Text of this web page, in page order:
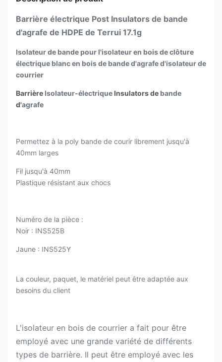
Barrière électrique Post Insulators de bande
d'agrafe de HDPE de Terrui 17.1g
Isolateur de bande pour l'isolateur en bois de clôture
électrique blanc en bois de bande d'agrafe d'isolateur de
courrier
Barrière Isolateur-électrique Insulators de bande
d'agrafe
Permettez à la poly bande de courir librement jusqu'à
40mm larges
Fil jusqu'à 40mm
Plastique résistant aux chocs
Numéro de la pièce :
Noir : INS525B
Jaune : INS525Y
La couleur, paquet, le matériel peut être adaptée aux
besoins du client
L'isolateur en bois de courrier a fait pour être
employé avec une grande variété de différents
types de barrière. Il peut être employé avec les